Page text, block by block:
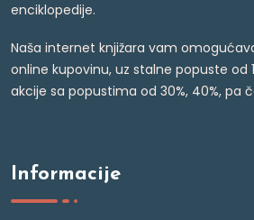
enciklopedije.
Naša internet knjižara vam
online kupovinu, uz stalne popuste od
akcije sa popustima od 30%, 40%, pa
Informacije